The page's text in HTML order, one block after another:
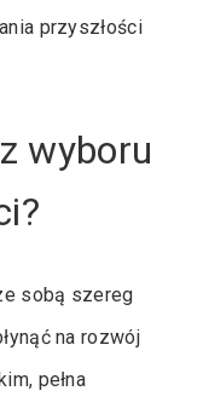
przyszłości
wyboru
sobą szereg
na rozwój
pełna